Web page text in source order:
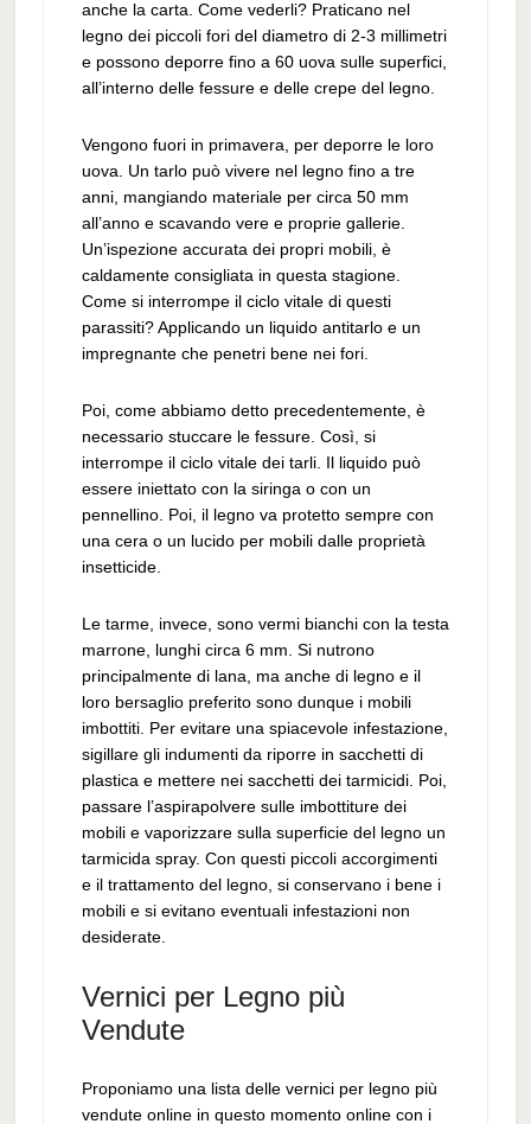
anche la carta. Come vederli? Praticano nel
legno dei piccoli fori del diametro di 2-3 millimetri
e possono deporre fino a 60 uova sulle superfici,
all’interno delle fessure e delle crepe del legno.
Vengono fuori in primavera, per deporre le loro
uova. Un tarlo può vivere nel legno fino a tre
anni, mangiando materiale per circa 50 mm
all’anno e scavando vere e proprie gallerie.
Un’ispezione accurata dei propri mobili, è
caldamente consigliata in questa stagione.
Come si interrompe il ciclo vitale di questi
parassiti? Applicando un liquido antitarlo e un
impregnante che penetri bene nei fori.
Poi, come abbiamo detto precedentemente, è
necessario stuccare le fessure. Così, si
interrompe il ciclo vitale dei tarli. Il liquido può
essere iniettato con la siringa o con un
pennellino. Poi, il legno va protetto sempre con
una cera o un lucido per mobili dalle proprietà
insetticide.
Le tarme, invece, sono vermi bianchi con la testa
marrone, lunghi circa 6 mm. Si nutrono
principalmente di lana, ma anche di legno e il
loro bersaglio preferito sono dunque i mobili
imbottiti. Per evitare una spiacevole infestazione,
sigillare gli indumenti da riporre in sacchetti di
plastica e mettere nei sacchetti dei tarmicidi. Poi,
passare l’aspirapolvere sulle imbottiture dei
mobili e vaporizzare sulla superficie del legno un
tarmicida spray. Con questi piccoli accorgimenti
e il trattamento del legno, si conservano i bene i
mobili e si evitano eventuali infestazioni non
desiderate.
Vernici per Legno più
Vendute
Proponiamo una lista delle vernici per legno più
vendute online in questo momento online con i